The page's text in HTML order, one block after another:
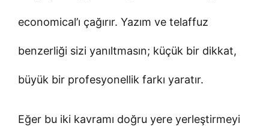
economical’ı çağırır. Yazım ve telaffuz
benzerliği sizi yanıltmasın; küçük bir dikkat,
büyük bir profesyonellik farkı yaratır.
Eğer bu iki kavramı doğru yere yerleştirmeyi